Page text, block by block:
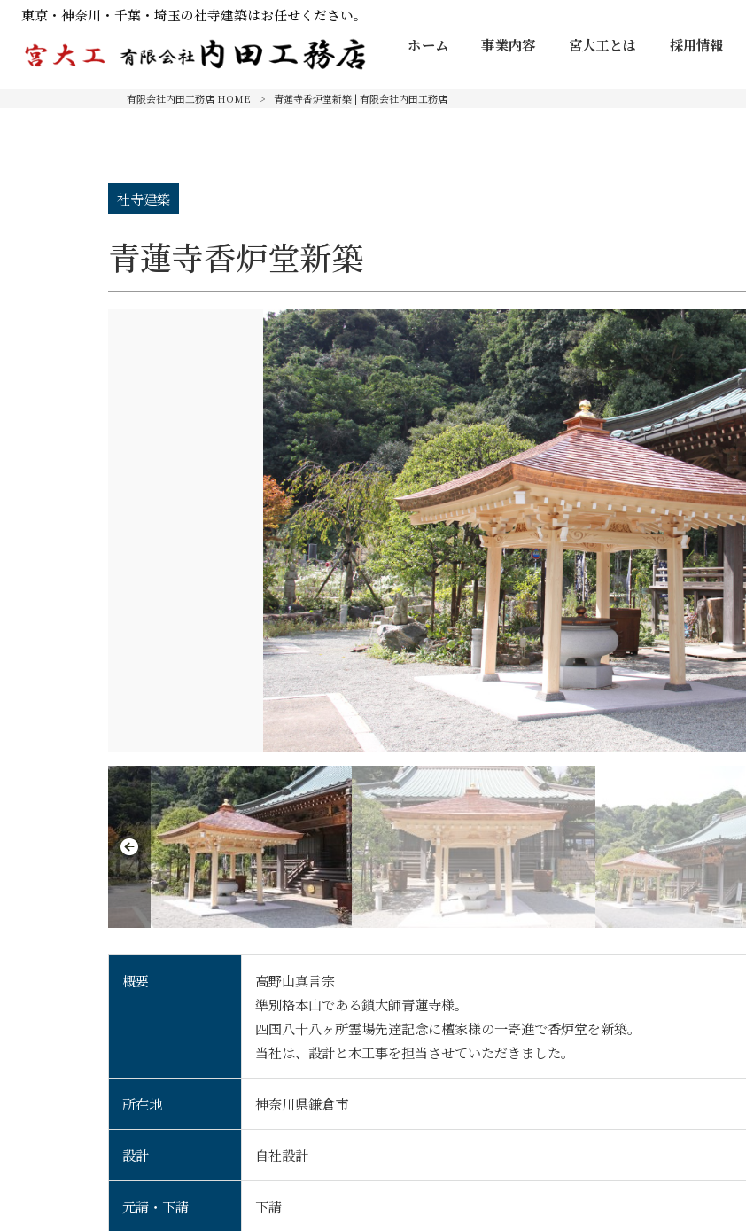
東京・神奈川・千葉・埼玉の社寺建築はお任せください。
ホーム 事業内容 宮大工とは 採用情報
有限会社内田工務店 HOME > 青蓮寺香炉堂新築 | 有限会社内田工務店
社寺建築
青蓮寺香炉堂新築
概要
高野山真言宗
準別格本山である鎖大師青蓮寺様。
四国八十八ヶ所霊場先達記念に檀家様の一寄進で香炉堂を新築。
当社は、設計と木工事を担当させていただきました。
所在地 神奈川県鎌倉市
設計 自社設計
元請・下請 下請